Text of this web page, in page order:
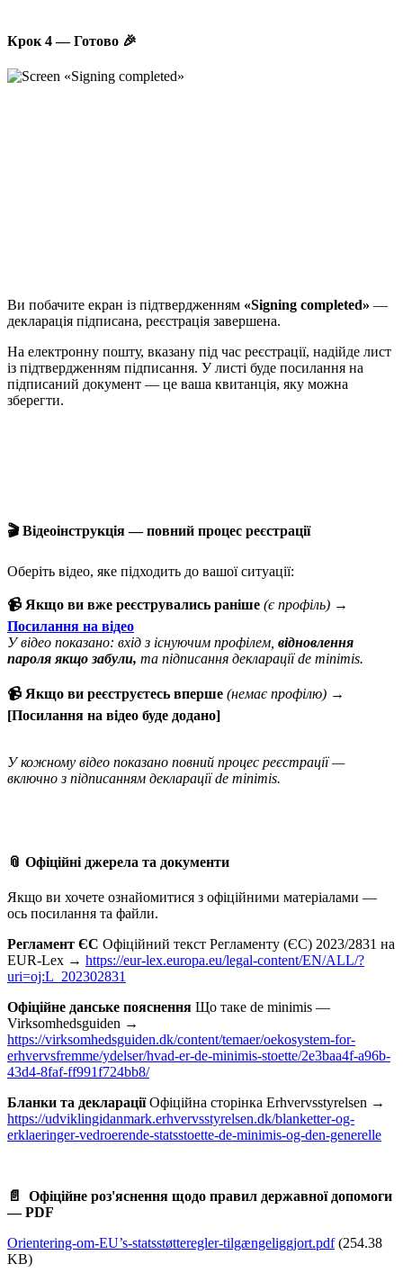
Крок 4 — Готово 🎉
Ви побачите екран із підтвердженням «Signing completed» —
декларація підписана, реєстрація завершена.
На електронну пошту, вказану під час реєстрації, надійде лист
із підтвердженням підписання. У листі буде посилання на
підписаний документ — це ваша квитанція, яку можна
зберегти.
🎬 Відеоінструкція — повний процес реєстрації
Оберіть відео, яке підходить до вашої ситуації:
📹 Якщо ви вже реєструвались раніше (є профіль) →
Посилання на відео
У відео показано: вхід з існуючим профілем, відновлення
пароля якщо забули, та підписання декларації de minimis.
📹 Якщо ви реєструєтесь вперше (немає профілю) →
[Посилання на відео буде додано]
У кожному відео показано повний процес реєстрації —
включно з підписанням декларації de minimis.
📎 Офіційні джерела та документи
Якщо ви хочете ознайомитися з офіційними матеріалами —
ось посилання та файли.
Регламент ЄС Офіційний текст Регламенту (ЄС) 2023/2831 на
EUR-Lex → https://eur-lex.europa.eu/legal-content/EN/ALL/?
uri=oj:L_202302831
Офіційне данське пояснення Що таке de minimis —
Virksomhedsguiden →
https://virksomhedsguiden.dk/content/temaer/oekosystem-for-
erhvervsfremme/ydelser/hvad-er-de-minimis-stoette/2e3baa4f-a96b-
43d4-8faf-ff991f724bb8/
Бланки та деклараціїОфіційна сторінка Erhvervsstyrelsen →
https://udviklingidanmark.erhvervsstyrelsen.dk/blanketter-og-
erklaeringer-vedroerende-statsstoette-de-minimis-og-den-generelle
📄 Офіційне роз'яснення щодо правил державної допомоги
— PDF
Orientering-om-EU’s-statsstøtteregler-tilgængeliggjort.pdf (254.38
KB)